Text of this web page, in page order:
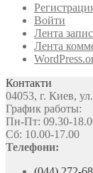
Войти
Лента
Лента
Контакти
04053, г. Киев,
График работы:
Пн-Пт: 09.30-
Сб: 10.00-17.00
Телефони: